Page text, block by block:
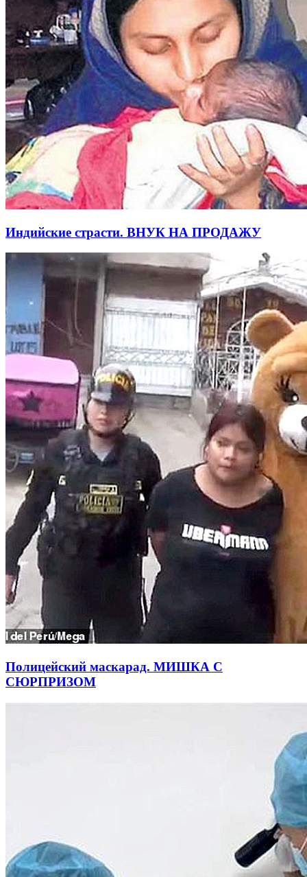
Индийские страсти. ВНУК НА ПРОДАЖУ
Полицейский маскарад. МИШКА С
СЮРПРИЗОМ